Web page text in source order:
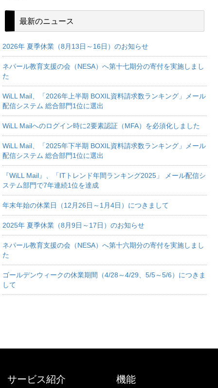
最新のニュース
2026年 夏季休業（8月13日～16日）のお知らせ
ネパール教育支援の会（NESA）へ第十七期分の寄付を実施しまし
た
WiLL Mail、「2026年上半期 BOXIL資料請求数ランキング」メール
配信システム 総合部門1位に選出
WiLL Mailへのログイン時に2要素認証（MFA）を必須化しました
WiLL Mail、「2025年下半期 BOXIL資料請求数ランキング」メール
配信システム 総合部門1位に選出
『WiLL Mail』、「ITトレンド年間ランキング2025」 メール配信シ
ステム部門で7年連続1位を達成
年末年始の休業日（12月26日～1月4日）につきまして
2025年 夏季休業（8月9日～17日）のお知らせ
ネパール教育支援の会（NESA）へ第十六期分の寄付を実施しまし
た
ゴールデンウィークの休業期間（4/28～4/29、5/5～5/6）につきま
して
サービス紹介 機能